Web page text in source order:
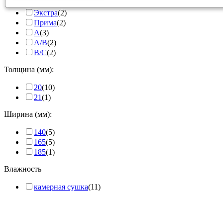
Экстра(2)
Прима(2)
А(3)
A/B(2)
B/C(2)
Толщина (мм):
20(10)
21(1)
Ширина (мм):
140(5)
165(5)
185(1)
Влажность
камерная сушка(11)